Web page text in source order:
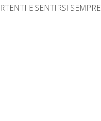
E SENTIRSI